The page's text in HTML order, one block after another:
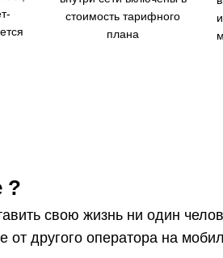
стоимость тарифного
плана
?
свою жизнь ни один
от другого оператора на